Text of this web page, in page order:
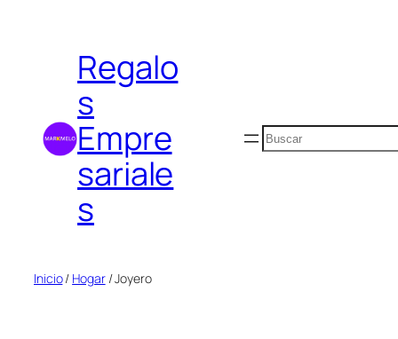
contenidoRegalo
s
Empre
sariale
s
Buscar
Inicio/ Hogar/ Joyero